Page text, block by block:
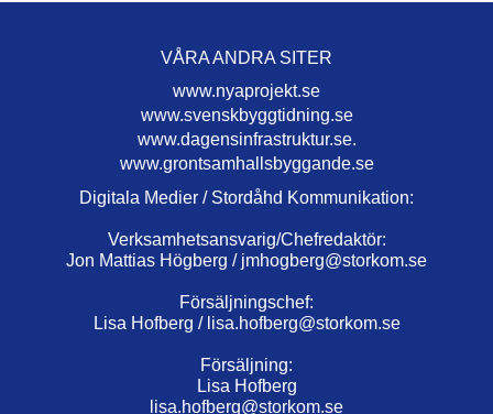
VÅRA ANDRA SITER
www.nyaprojekt.se
www.svenskbyggtidning.se
www.dagensinfrastruktur.se.
www.grontsamhallsbyggande.se
Digitala Medier / Stordåhd Kommunikation:
Verksamhetsansvarig/Chefredaktör:
Jon Mattias Högberg / jmhogberg@storkom.se
Försäljningschef:
Lisa Hofberg / lisa.hofberg@storkom.se
Försäljning:
Lisa Hofberg
lisa.hofberg@storkom.se